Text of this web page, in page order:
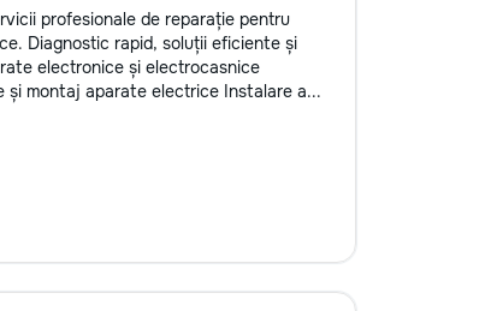
profesionale de reparație pentru
Diagnostic rapid, soluții eficiente și
electronice și electrocasnice
și montaj aparate electrice Instalare a...